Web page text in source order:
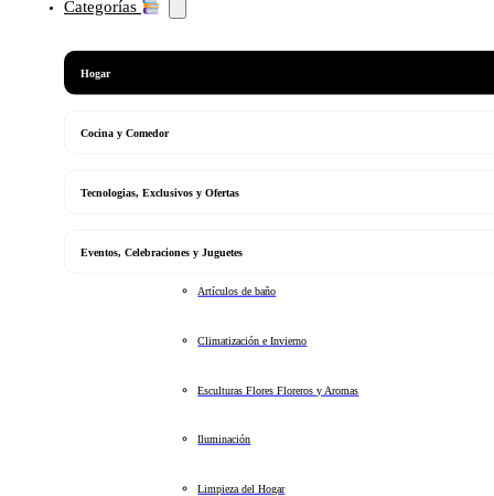
Categorías
Hogar
Cocina y Comedor
Tecnologias, Exclusivos y Ofertas
Eventos, Celebraciones y Juguetes
Artículos de baño
Climatización e Invierno
Esculturas Flores Floreros y Aromas
Iluminación
Limpieza del Hogar